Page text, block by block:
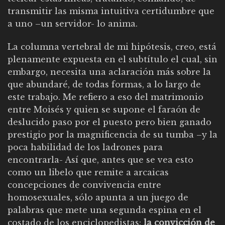
transmitir las misma intuitiva certidumbre que
a uno –un servidor- lo anima.
La columna vertebral de mi hipótesis, creo, está
plenamente expuesta en el subtítulo el cual, sin
embargo, necesita una aclaración más sobre la
que abundaré, de todas formas, a lo largo de
este trabajo. Me refiero a eso del matrimonio
entre Moisés y quien se supone el faraón de
deslucido paso por el puesto pero bien ganado
prestigio por la magnificencia de su tumba –y la
poca habilidad de los ladrones para
encontrarla- Así que, antes que se vea esto
como un libelo que remite a arcaicas
concepciones de convivencia entre
homosexuales, sólo apunta a un juego de
palabras que mete una segunda espina en el
costado de los enciclopedistas: la convicción de